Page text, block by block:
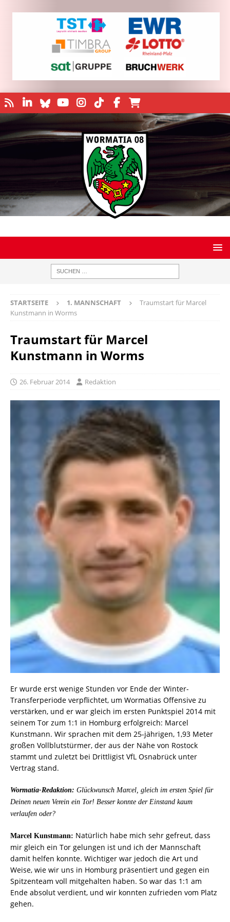
STARTSEITE 1. MANNSCHAFT
Traumstart für Marcel
Kunstmann in Worms
Traumstart für Marcel
Kunstmann in Worms
26. Februar 2014 Redaktion
Er wurde erst wenige Stunden vor Ende der Winter-
Transferperiode verpflichtet, um Wormatias Offensive zu
verstärken, und er war gleich im ersten Punktspiel 2014 mit
seinem Tor zum 1:1 in Homburg erfolgreich: Marcel
Kunstmann. Wir sprachen mit dem 25-jährigen, 1,93 Meter
großen Vollblutstürmer, der aus der Nähe von Rostock
stammt und zuletzt bei Drittligist VfL Osnabrück unter
Vertrag stand.
Wormatia-Redaktion: Glückwunsch Marcel, gleich im ersten Spiel für
Deinen neuen Verein ein Tor! Besser konnte der Einstand kaum
verlaufen oder?
Marcel Kunstmann: Natürlich habe mich sehr gefreut, dass
mir gleich ein Tor gelungen ist und ich der Mannschaft
damit helfen konnte. Wichtiger war jedoch die Art und
Weise, wie wir uns in Homburg präsentiert und gegen ein
Spitzenteam voll mitgehalten haben. So war das 1:1 am
Ende absolut verdient, und wir konnten zufrieden vom Platz
gehen.